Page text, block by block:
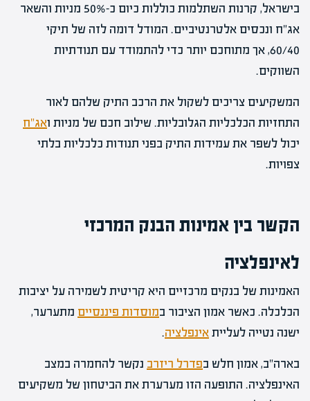
בישראל, קרנות השתלמות כוללות כיום כ-50% מניות והשאר
אג"ח ונכסים אלטרנטיביים. המודל דומה לזה של תיקי
60/40, אך מתוחכם יותר כדי להתמודד עם תנודתיות
השווקים.
המשקיעים צריכים לשקול את הרכב התיק שלהם לאור
התחזיות הכלכליות הגלובליות. שילוב חכם של מניות ואג"ח
יכול לשפר את עמידות התיק בפני תנודות כלכליות בלתי
צפויות.
הקשר בין אמינות הבנק המרכזי
לאינפלציה
האמינות של בנקים מרכזיים היא קריטית לשמירה על יציבות
הכלכלה. כאשר אמון הציבור במוסדות פיננסיים מתערער,
ישנה נטייה לעלייתאינפלציה.
בארה"ב, אמון חלש בפדרל ריזרב נקשר להחמרה במצב
האינפלציה. התופעה הזו מערערת את הביטחון של משקיעים